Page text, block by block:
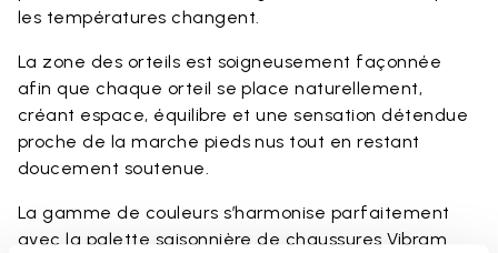
les températures changent.
La zone des orteils est soigneusement façonnée
afin que chaque orteil se place naturellement,
créant espace, équilibre et une sensation détendue
proche de la marche pieds nus tout en restant
doucement soutenue.
La gamme de couleurs s’harmonise parfaitement
avec la palette saisonnière de chaussures Vibram